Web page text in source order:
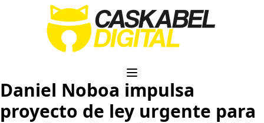
Daniel Noboa impulsa
proyecto de ley urgente para